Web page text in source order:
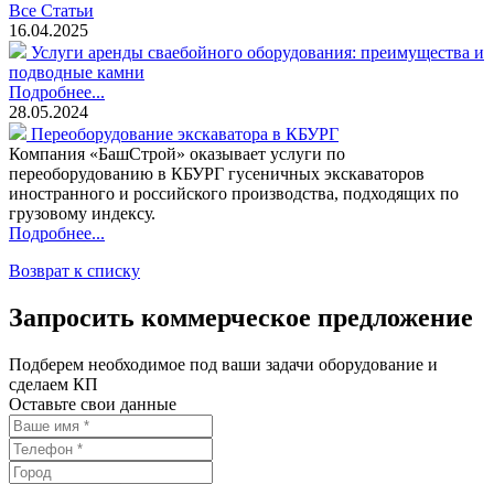
Все Статьи
16.04.2025
Услуги аренды сваебойного оборудования: преимущества и
подводные камни
Подробнее...
28.05.2024
Переоборудование экскаватора в КБУРГ
Компания «БашСтрой» оказывает услуги по
переоборудованию в КБУРГ гусеничных экскаваторов
иностранного и российского производства, подходящих по
грузовому индексу.
Подробнее...
Возврат к списку
Запросить коммерческое предложение
Подберем необходимое под ваши задачи оборудование и
сделаем КП
Оставьте свои данные